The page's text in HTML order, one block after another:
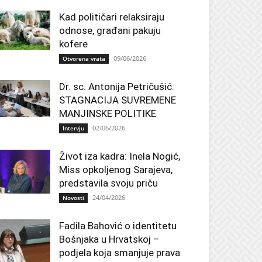
Kad političari relaksiraju
odnose, građani pakuju
kofere
Otvorena vrata 09/06/2026
Dr. sc. Antonija Petričušić:
STAGNACIJA SUVREMENE
MANJINSKE POLITIKE
Intervju 02/06/2026
Život iza kadra: Inela Nogić,
Miss opkoljenog Sarajeva,
predstavila svoju priču
Novosti 24/04/2026
Fadila Bahović o identitetu
Bošnjaka u Hrvatskoj –
podjela koja smanjuje prava